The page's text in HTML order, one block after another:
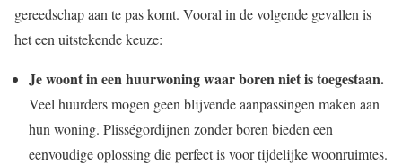
gereedschap aan te pas komt. Vooral in de volgende gevallen is
het een uitstekende keuze:
Je woont in een huurwoning waar boren niet is toegestaan.
Veel huurders mogen geen blijvende aanpassingen maken aan
hun woning. Plisségordijnen zonder boren bieden een
eenvoudige oplossing die perfect is voor tijdelijke woonruimtes.